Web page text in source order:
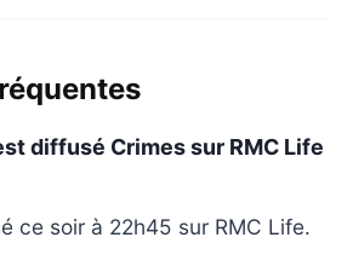
diffusé Crimes sur RMC Life
ce soir à 22h45 sur RMC Life.